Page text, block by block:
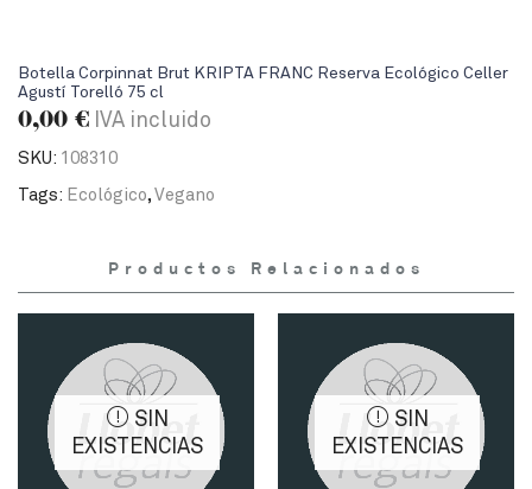
Botella Corpinnat Brut KRIPTA FRANC Reserva Ecológico Celler
Agustí Torelló 75 cl
0,00 € IVA incluido
SKU: 108310
Tags: Ecológico, Vegano
Productos Relacionados
SIN
EXISTENCIAS
SIN
EXISTENCIAS